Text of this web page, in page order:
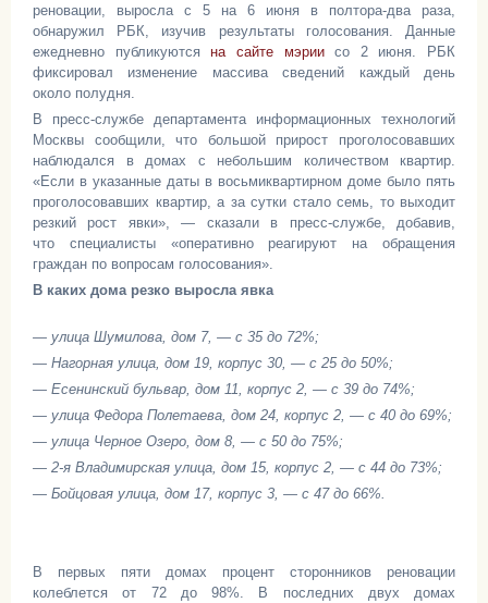
реновации, выросла с 5 на 6 июня в полтора-два раза,
обнаружил РБК, изучив результаты голосования. Данные
ежедневно публикуются на сайте мэриисо 2 июня. РБК
фиксировал изменение массива сведений каждый день
около полудня.
В пресс-службе департамента информационных технологий
Москвы сообщили, что большой прирост проголосовавших
наблюдался в домах с небольшим количеством квартир.
«Если в указанные даты в восьмиквартирном доме было пять
проголосовавших квартир, а за сутки стало семь, то выходит
резкий рост явки», — сказали в пресс-службе, добавив,
что специалисты «оперативно реагируют на обращения
граждан по вопросам голосования».
В каких дома резко выросла явка
— улица Шумилова, дом 7, — с 35 до 72%;
— Нагорная улица, дом 19, корпус 30, — с 25 до 50%;
— Есенинский бульвар, дом 11, корпус 2, — с 39 до 74%;
— улица Федора Полетаева, дом 24, корпус 2, — с 40 до 69%;
— улица Черное Озеро, дом 8, — с 50 до 75%;
— 2-я Владимирская улица, дом 15, корпус 2, — с 44 до 73%;
— Бойцовая улица, дом 17, корпус 3, — с 47 до 66%.
В первых пяти домах процент сторонников реновации
колеблется от 72 до 98%. В последних двух домах